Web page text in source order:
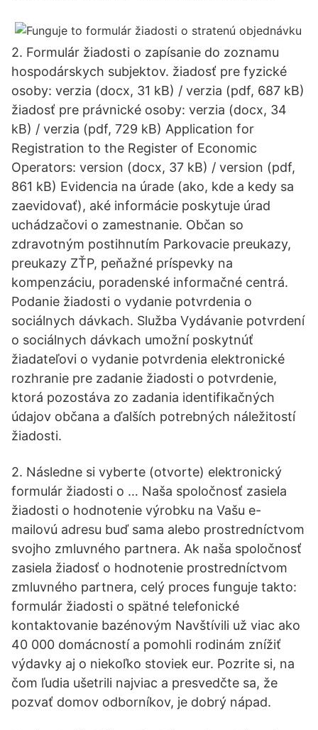
2. Formulár žiadosti o zapísanie do zoznamu
hospodárskych subjektov. žiadosť pre fyzické
osoby: verzia (docx, 31 kB) / verzia (pdf, 687 kB)
žiadosť pre právnické osoby: verzia (docx, 34
kB) / verzia (pdf, 729 kB) Application for
Registration to the Register of Economic
Operators: version (docx, 37 kB) / version (pdf,
861 kB) Evidencia na úrade (ako, kde a kedy sa
zaevidovať), aké informácie poskytuje úrad
uchádzačovi o zamestnanie. Občan so
zdravotným postihnutím Parkovacie preukazy,
preukazy ZŤP, peňažné príspevky na
kompenzáciu, poradenské informačné centrá.
Podanie žiadosti o vydanie potvrdenia o
sociálnych dávkach. Služba Vydávanie potvrdení
o sociálnych dávkach umožní poskytnúť
žiadateľovi o vydanie potvrdenia elektronické
rozhranie pre zadanie žiadosti o potvrdenie,
ktorá pozostáva zo zadania identifikačných
údajov občana a ďalších potrebných náležitostí
žiadosti.
2. Následne si vyberte (otvorte) elektronický
formulár žiadosti o … Naša spoločnosť zasiela
žiadosti o hodnotenie výrobku na Vašu e-
mailovú adresu buď sama alebo prostredníctvom
svojho zmluvného partnera. Ak naša spoločnosť
zasiela žiadosť o hodnotenie prostredníctvom
zmluvného partnera, celý proces funguje takto:
formulár žiadosti o spätné telefonické
kontaktovanie bazénovým Navštívili už viac ako
40 000 domácností a pomohli rodinám znížiť
výdavky aj o niekoľko stoviek eur. Pozrite si, na
čom ľudia ušetrili najviac a presvedčte sa, že
pozvať domov odborníkov, je dobrý nápad.